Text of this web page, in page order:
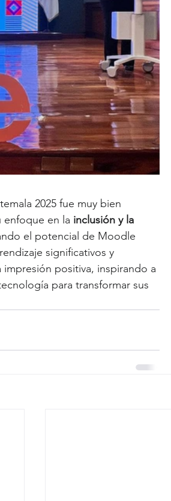
2025 fue muy bien
enfoque en la inclusión y la
el potencial de Moodle
significativos y
positiva, inspirando a
para transformar sus